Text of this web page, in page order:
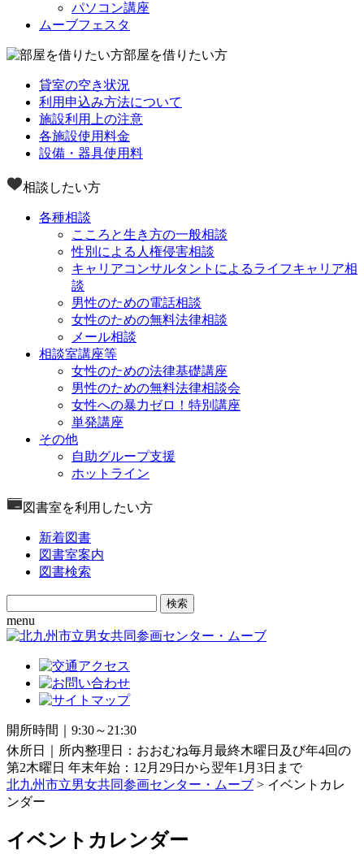
パソコン講座
ムーブフェスタ
部屋を借りたい方
貸室の空き状況
利用申込み方法について
施設利用上の注意
各施設使用料金
設備・器具使用料
相談したい方
各種相談
こころと生き方の一般相談
性別による人権侵害相談
キャリアコンサルタントによるライフキャリア相
談
男性のための電話相談
女性のための無料法律相談
メール相談
相談室講座等
女性のための法律基礎講座
男性のための無料法律相談会
女性への暴力ゼロ！特別講座
単発講座
その他
自助グループ支援
ホットライン
図書室を利用したい方
新着図書
図書室案内
図書検索
Search
for:
menu
開所時間｜9:30～21:30
休所日｜所内整理日：おおむね毎月最終木曜日及び年4回の
第2木曜日 年末年始：12月29日から翌年1月3日まで
北九州市立男女共同参画センター・ムーブ > イベントカレ
ンダー
イベントカレンダー